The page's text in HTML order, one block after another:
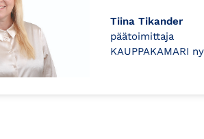
Tiina Tikander
päätoimittaja
KAUPPAKAMARI